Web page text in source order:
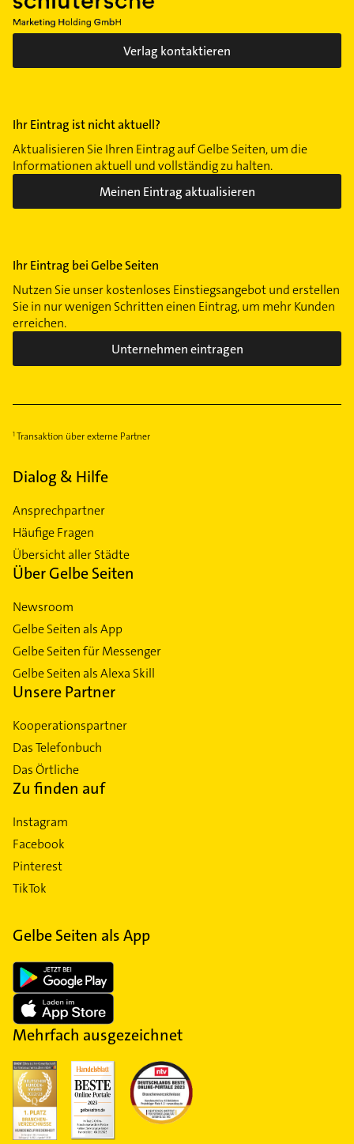
Verlag kontaktieren
Ihr Eintrag ist nicht aktuell?
Aktualisieren Sie Ihren Eintrag auf Gelbe Seiten, um die
Informationen aktuell und vollständig zu halten.
Meinen Eintrag aktualisieren
Ihr Eintrag bei Gelbe Seiten
Nutzen Sie unser kostenloses Einstiegsangebot und erstellen
Sie in nur wenigen Schritten einen Eintrag, um mehr Kunden
erreichen.
Unternehmen eintragen
Transaktion über externe Partner
Dialog & Hilfe
Ansprechpartner
Häufige Fragen
Übersicht aller Städte
Über Gelbe Seiten
Newsroom
Gelbe Seiten als App
Gelbe Seiten für Messenger
Gelbe Seiten als Alexa Skill
Unsere Partner
Kooperationspartner
Das Telefonbuch
Das Örtliche
Zu finden auf
Instagram
Facebook
Pinterest
TikTok
Gelbe Seiten als App
Mehrfach ausgezeichnet